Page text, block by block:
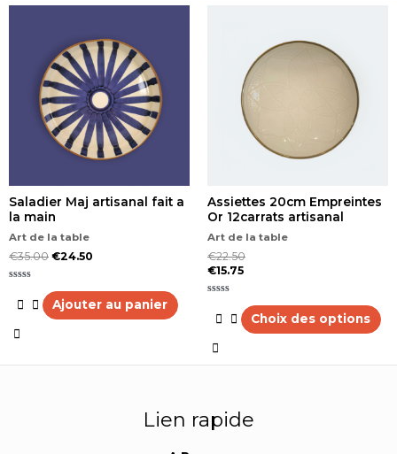
Saladier Maj artisanal fait a
la main
Art de la table
€35.00 €24.50
sur
Ajouter au panier
Assiettes 20cm Empreintes
Or 12carrats artisanal
Art de la table
€22.50
€15.75
sur
Choix des options
plusieurs
variations.
Les
options
peuvent
choisies
page
du
produit
Lien rapide